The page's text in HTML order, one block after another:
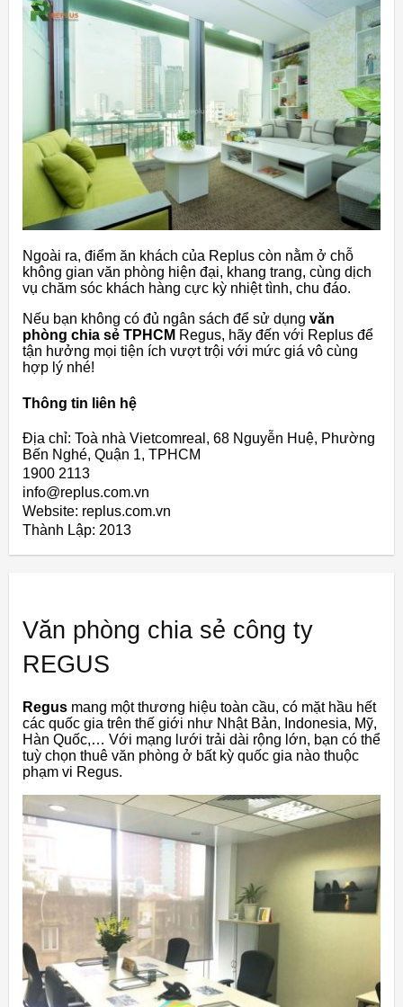
Ngoài ra, điểm ăn khách của Replus còn nằm ở chỗ
không gian văn phòng hiện đại, khang trang, cùng dịch
vụ chăm sóc khách hàng cực kỳ nhiệt tình, chu đáo.
Nếu bạn không có đủ ngân sách để sử dụng văn
phòng chia sẻ TPHCM Regus, hãy đến với Replus để
tận hưởng mọi tiện ích vượt trội với mức giá vô cùng
hợp lý nhé!
Thông tin liên hệ
Địa chỉ: Toà nhà Vietcomreal, 68 Nguyễn Huệ, Phường
Bến Nghé, Quận 1, TPHCM
1900 2113
info@replus.com.vn
Website: replus.com.vn
Thành Lập: 2013
Văn phòng chia sẻ công ty
REGUS
Regus mang một thương hiệu toàn cầu, có mặt hầu hết
các quốc gia trên thế giới như Nhật Bản, Indonesia, Mỹ,
Hàn Quốc,… Với mạng lưới trải dài rộng lớn, bạn có thể
tuỳ chọn thuê văn phòng ở bất kỳ quốc gia nào thuộc
phạm vi Regus.